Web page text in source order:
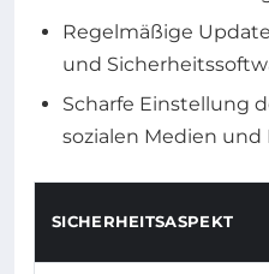
Regelmäßige
und
Scharfe Einstellung
sozialen Medien und
SICHERHEITSASPEKT